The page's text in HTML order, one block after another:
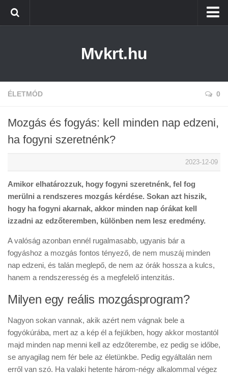
Tiszaújváros
Kazincbarcika
Belföld
Mvkrt.hu
ÉLETMÓD 0
Mozgás és fogyás: kell minden nap edzeni,
ha fogyni szeretnénk?
2023-12-09
Amikor elhatározzuk, hogy fogyni szeretnénk, fel fog
merülni a rendszeres mozgás kérdése. Sokan azt hiszik,
hogy ha fogyni akarnak, akkor minden nap órákat kell
izzadni az edzőteremben, különben nem lesz eredmény.
A valóság azonban ennél rugalmasabb, ugyanis bár a
fogyáshoz a mozgás fontos tényező, de nem muszáj minden
nap edzeni, és talán meglepő, de nem az órák hossza a kulcs,
hanem a rendszeresség és a megfelelő intenzitás.
Milyen egy reális mozgásprogram?
Nagyon sokan vannak, akik azért nem vágnak bele a
fogyókúrába, mert az a kép él a fejükben, hogy akkor mostantól
majd minden nap menni kell az edzőterembe, ez pedig se időbe,
se anyagilag nem fér bele az életünkbe. Pedig egyáltalán nem
erről van szó. Ha valaki hetente három-négy alkalommal végez